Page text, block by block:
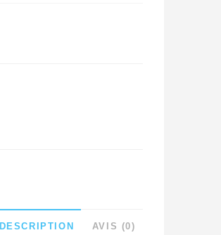
DESCRIPTION AVIS (0)